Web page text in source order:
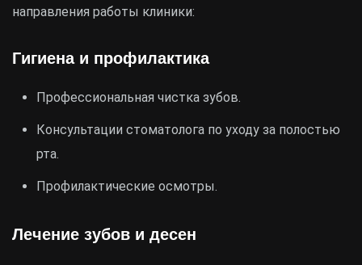
направления работы клиники:
Гигиена и профилактика
Профессиональная чистка зубов.
Консультации стоматолога по уходу за полостью
рта.
Профилактические осмотры.
Лечение зубов и десен